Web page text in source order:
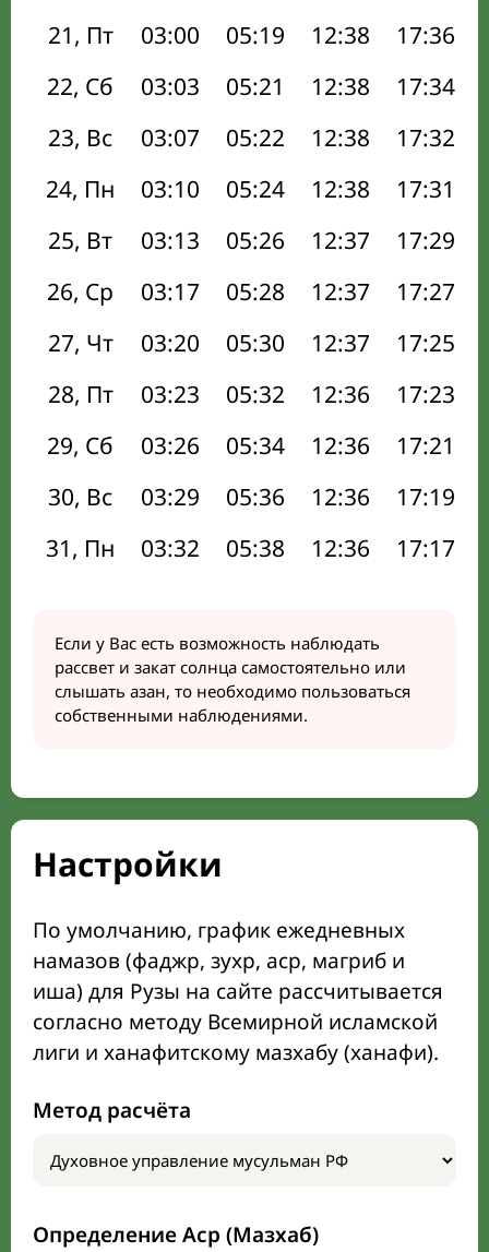
21, Пт
03:00 05:19 12:38 17:36
22, Сб
03:03 05:21 12:38 17:34
23, Вс
03:07 05:22 12:38 17:32
24, Пн
03:10 05:24 12:38 17:31
25, Вт
03:13 05:26 12:37 17:29
26, Ср
03:17 05:28 12:37 17:27
27, Чт
03:20 05:30 12:37 17:25
28, Пт
03:23 05:32 12:36 17:23
29, Сб
03:26 05:34 12:36 17:21
30, Вс
03:29 05:36 12:36 17:19
31, Пн
03:32 05:38 12:36 17:17
Если у Вас есть возможность наблюдать
рассвет и закат солнца самостоятельно или
слышать азан, то необходимо пользоваться
собственными наблюдениями.
Настройки
По умолчанию, график ежедневных
намазов (фаджр, зухр, аср, магриб и
иша) для Рузы на сайте рассчитывается
согласно методу Всемирной исламской
лиги и ханафитскому мазхабу (ханафи).
Метод расчёта
Определение Аср (Мазхаб)